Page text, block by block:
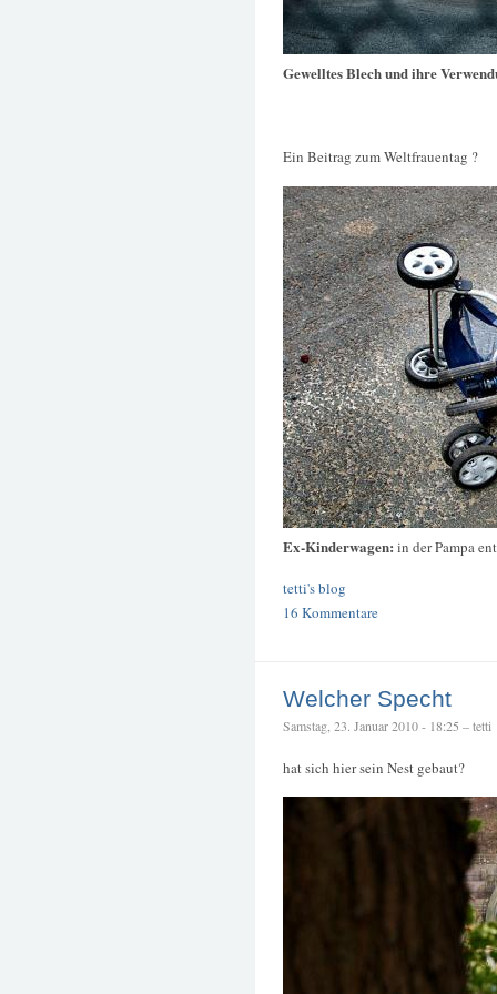
Gewelltes Blech und ihre
Ein Beitrag zum Weltfrauentag ?
Ex-Kinderwagen: in der Pampa
tetti's blog
16 Kommentare
Welcher Specht
Samstag, 23. Januar 2010 - 18:25 – tetti
hat sich hier sein Nest gebaut?